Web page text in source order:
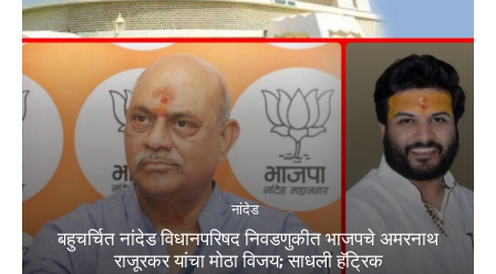
नांदेड
बहुचर्चित नांदेड विधानपरिषद निवडणुकीत भाजपचे अमरनाथ
राजूरकर यांचा मोठा विजय; साधली हॅट्रिक